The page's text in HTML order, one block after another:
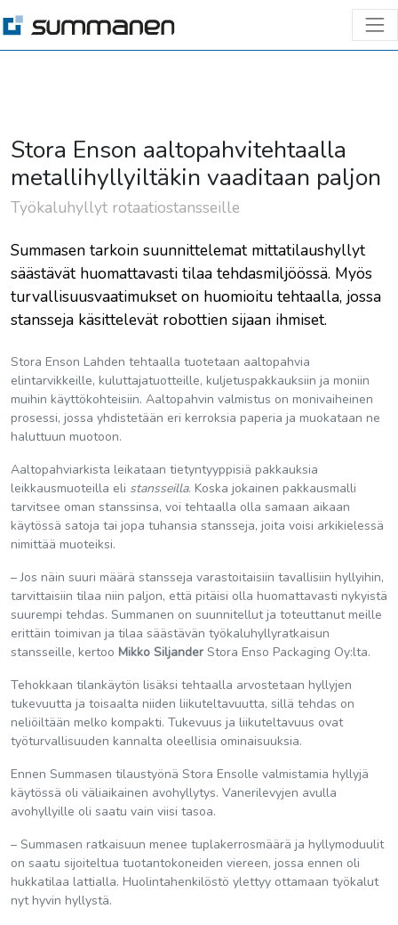
Stora Enson aaltopahvitehtaalla
metallihyllyiltäkin vaaditaan paljon
Työkaluhyllyt rotaatiostansseille
Summasen tarkoin suunnittelemat mittatilaushyllyt
säästävät huomattavasti tilaa tehdasmiljöössä. Myös
turvallisuusvaatimukset on huomioitu tehtaalla, jossa
stansseja käsittelevät robottien sijaan ihmiset.
Stora Enson Lahden tehtaalla tuotetaan aaltopahvia
elintarvikkeille, kuluttajatuotteille, kuljetuspakkauksiin ja moniin
muihin käyttökohteisiin. Aaltopahvin valmistus on monivaiheinen
prosessi, jossa yhdistetään eri kerroksia paperia ja muokataan ne
haluttuun muotoon.
Aaltopahviarkista leikataan tietyntyyppisiä pakkauksia
leikkausmuoteilla eli stansseilla. Koska jokainen pakkausmalli
tarvitsee oman stanssinsa, voi tehtaalla olla samaan aikaan
käytössä satoja tai jopa tuhansia stansseja, joita voisi arkikielessä
nimittää muoteiksi.
– Jos näin suuri määrä stansseja varastoitaisiin tavallisiin hyllyihin,
tarvittaisiin tilaa niin paljon, että pitäisi olla huomattavasti nykyistä
suurempi tehdas. Summanen on suunnitellut ja toteuttanut meille
erittäin toimivan ja tilaa säästävän työkaluhyllyratkaisun
stansseille, kertoo Mikko Siljander Stora Enso Packaging Oy:lta.
Tehokkaan tilankäytön lisäksi tehtaalla arvostetaan hyllyjen
tukevuutta ja toisaalta niiden liikuteltavuutta, sillä tehdas on
neliöiltään melko kompakti. Tukevuus ja liikuteltavuus ovat
työturvallisuuden kannalta oleellisia ominaisuuksia.
Ennen Summasen tilaustyönä Stora Ensolle valmistamia hyllyjä
käytössä oli väliaikainen avohyllytys. Vanerilevyjen avulla
avohyllyille oli saatu vain viisi tasoa.
– Summasen ratkaisuun menee tuplakerrosmäärä ja hyllymoduulit
on saatu sijoiteltua tuotantokoneiden viereen, jossa ennen oli
hukkatilaa lattialla. Huolintahenkilöstö ylettyy ottamaan työkalut
nyt hyvin hyllystä.